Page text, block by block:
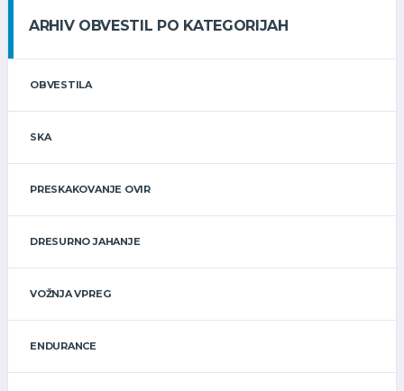
ARHIV OBVESTIL PO KATEGORIJAH
OBVESTILA
SKA
PRESKAKOVANJE OVIR
DRESURNO JAHANJE
VOŽNJA VPREG
ENDURANCE